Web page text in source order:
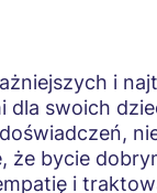
i
swoich
że bycie
i